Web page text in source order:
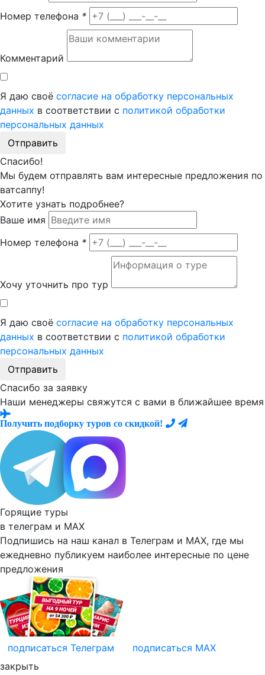
Номер телефона *
Комментарий
Я даю своё согласие на обработку персональных
данных в соответствии с политикой обработки
персональных данных
Отправить
Спасибо!
Мы будем отправлять вам интересные предложения по
ватсаппу!
Хотите узнать подробнее?
Ваше имя
Номер телефона *
Хочу уточнить про тур
Я даю своё согласие на обработку персональных
данных в соответствии с политикой обработки
персональных данных
Отправить
Спасибо за заявку
Наши менеджеры свяжутся с вами в ближайшее время
Получить подборку туров со скидкой!
Горящие туры
в телеграм и MAX
Подпишись на наш канал в Телеграм и MAX, где мы
ежедневно публикуем наиболее интересные по цене
предложения
подписаться Телеграм подписаться MAX
закрыть